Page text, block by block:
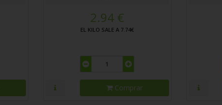
2.94 €
EL KILO SALE A 7.74€
Comprar